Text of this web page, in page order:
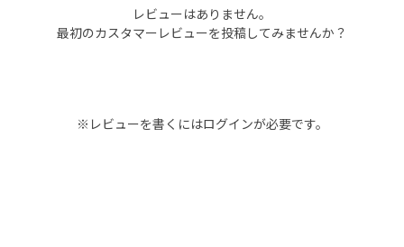
レビューはありません。
最初のカスタマーレビューを投稿してみませんか？
※レビューを書くにはログインが必要です。